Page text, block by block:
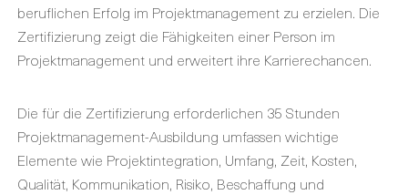
beruflichen Erfolg im Projektmanagement zu erzielen. Die
Zertifizierung zeigt die Fähigkeiten einer Person im
Projektmanagement und erweitert ihre Karrierechancen.
Die für die Zertifizierung erforderlichen 35 Stunden
Projektmanagement-Ausbildung umfassen wichtige
Elemente wie Projektintegration, Umfang, Zeit, Kosten,
Qualität, Kommunikation, Risiko, Beschaffung und